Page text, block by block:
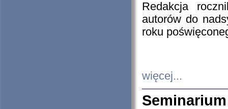
Redakcja
autorów do
roku
więcej...